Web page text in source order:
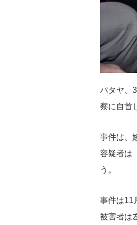
パタヤ、
察に自首
事件は、
容疑者は
う。
事件は11
被害者は